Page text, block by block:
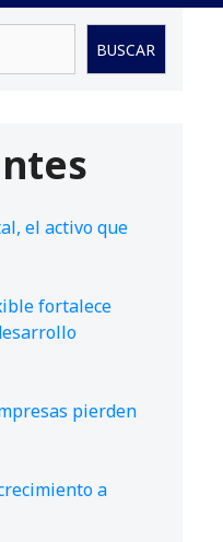
BUSCAR
el activo que
fortalece
pierden
a